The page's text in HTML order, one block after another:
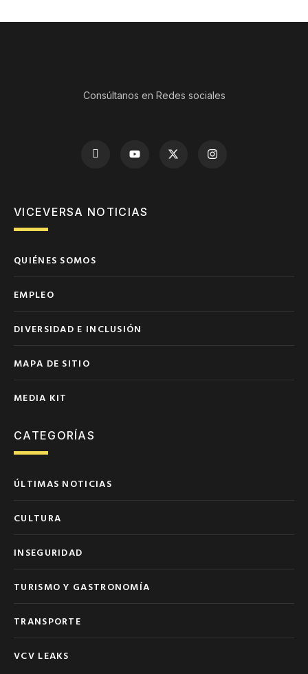
Consúltanos en Redes sociales
VICEVERSA NOTICIAS
QUIÉNES SOMOS
EMPLEO
DIVERSIDAD E INCLUSIÓN
MAPA DE SITIO
MEDIA KIT
CATEGORÍAS
ÚLTIMAS NOTICIAS
CULTURA
INSEGURIDAD
TURISMO Y GASTRONOMÍA
TRANSPORTE
VCV LEAKS